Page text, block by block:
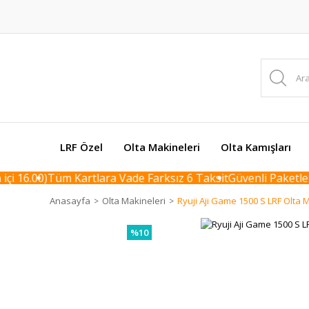
LRF Özel Olta Makineleri Olta Kamışları
Tüm Kartlara Vade Farksız 6 TaksitGüvenli
Anasayfa Olta Makineleri Ryuji Aji Game 1500 S LRF Olta
%10